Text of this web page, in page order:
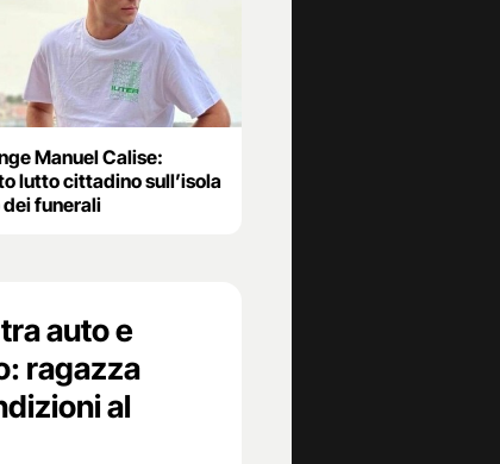
Manuel Calise:
lutto cittadino sull’isola
funerali
auto e
ragazza
al